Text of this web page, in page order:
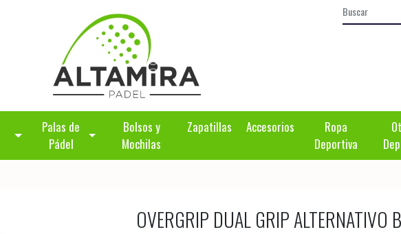
Palas de
Pádel
Bolsos y
Mochilas
Zapatillas Accesorios
Ropa
Deportiva
OVERGRIP DUAL GRIP ALTERNATIVO